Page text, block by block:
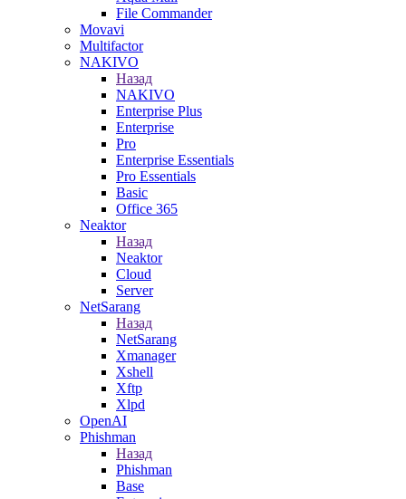
File Commander
Movavi
Multifactor
NAKIVO
Назад
NAKIVO
Enterprise Plus
Enterprise
Pro
Enterprise Essentials
Pro Essentials
Basic
Office 365
Neaktor
Назад
Neaktor
Cloud
Server
NetSarang
Назад
NetSarang
Xmanager
Xshell
Xftp
Xlpd
OpenAI
Phishman
Назад
Phishman
Base